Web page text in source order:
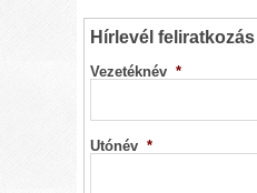
Hírlevél feliratkozás
Vezetéknév *
Utónév *